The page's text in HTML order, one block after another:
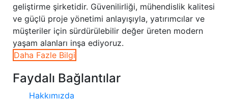
geliştirme şirketidir. Güvenilirliği, mühendislik kalitesi
ve güçlü proje yönetimi anlayışıyla, yatırımcılar ve
müşteriler için sürdürülebilir değer üreten modern
yaşam alanları inşa ediyoruz.
Daha Fazle Bilgi
Faydalı Bağlantılar
Hakkımızda